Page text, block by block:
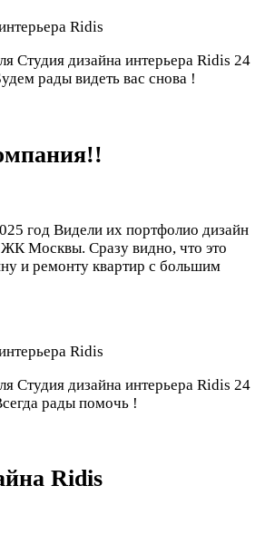
Студия дизайна интерьера Ridis 24
рады видеть вас снова !
год Видели их портфолио дизайн
ЖК Москвы. Сразу видно, что это
и ремонту квартир с большим
Студия дизайна интерьера Ridis 24
рады помочь !
Ridis